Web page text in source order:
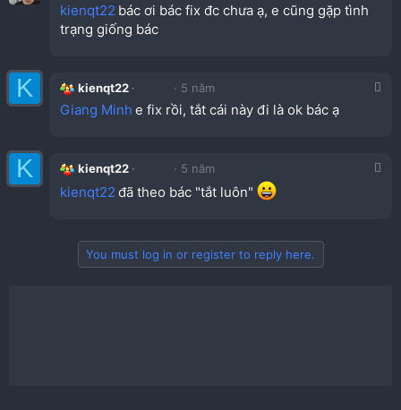
kienqt22 bác ơi bác fix đc chưa ạ, e cũng gặp tình
trạng giống bác
K kienqt22 5 năm
Giang Minh e fix rồi, tắt cái này đi là ok bác ạ
K kienqt22 5 năm
kienqt22 đã theo bác "tắt luôn"
You must log in or register to reply here.